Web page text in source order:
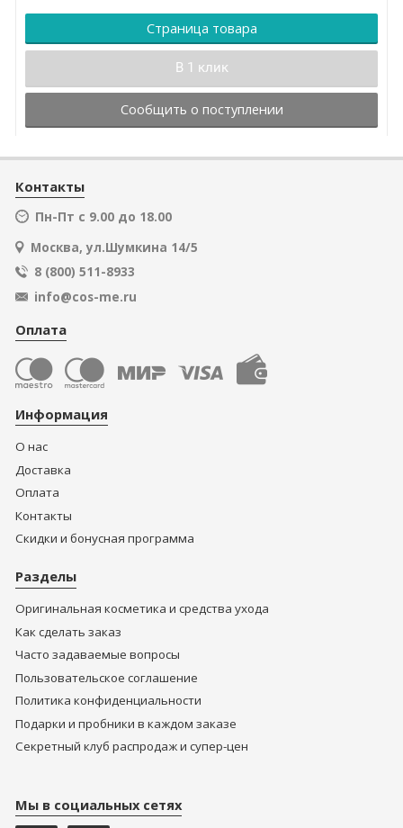
Страница товара
В 1 клик
Сообщить о поступлении
Контакты
Пн-Пт с 9.00 до 18.00
Москва, ул.Шумкина 14/5
8 (800) 511-8933
info@cos-me.ru
Оплата
Информация
О нас
Доставка
Оплата
Контакты
Скидки и бонусная программа
Разделы
Оригинальная косметика и средства ухода
Как сделать заказ
Часто задаваемые вопросы
Пользовательское соглашение
Политика конфиденциальности
Подарки и пробники в каждом заказе
Секретный клуб распродаж и супер-цен
Мы в социальных сетях